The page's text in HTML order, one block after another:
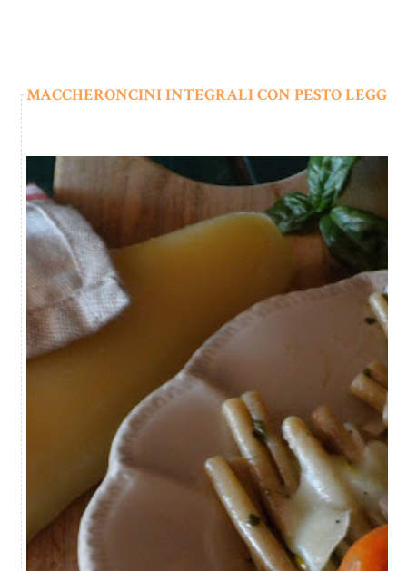
MACCHERONCINI INTEGRALI CON PESTO